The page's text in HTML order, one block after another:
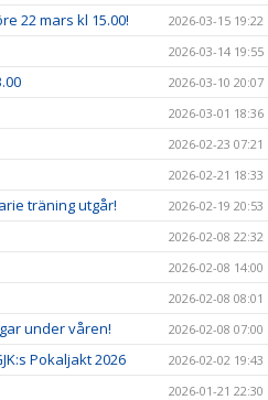
22 mars kl 15.00! 2026-03-15 19:22
2026-03-14 19:55
2026-03-10 20:07
2026-03-01 18:36
2026-02-23 07:21
2026-02-21 18:33
träning utgår! 2026-02-19 20:53
2026-02-08 22:32
2026-02-08 14:00
2026-02-08 08:01
under våren! 2026-02-08 07:00
Pokaljakt 2026 2026-02-02 19:43
2026-01-21 22:30